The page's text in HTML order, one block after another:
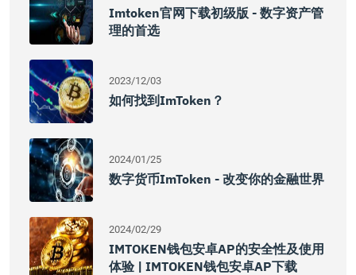
Imtoken官网下载初级版 - 数字资产管
理的首选
2023/12/03
如何找到imToken？
2024/01/25
数字货币imToken - 改变你的金融世界
2024/02/29
IMTOKEN钱包安卓AP的安全性及使用
体验 | IMTOKEN钱包安卓AP下载